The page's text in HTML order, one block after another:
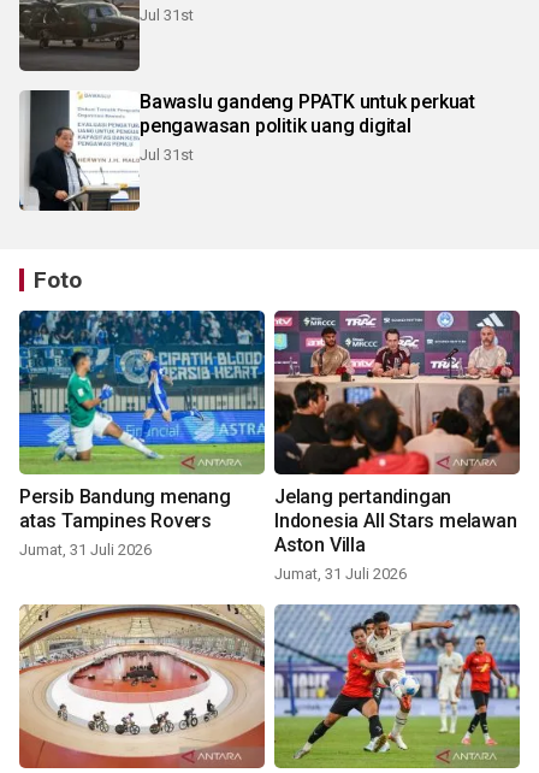
Jul 31st
Bawaslu gandeng PPATK untuk perkuat
pengawasan politik uang digital
Jul 31st
Foto
Persib Bandung menang
atas Tampines Rovers
Jumat, 31 Juli 2026
Jelang pertandingan
Indonesia All Stars melawan
Aston Villa
Jumat, 31 Juli 2026